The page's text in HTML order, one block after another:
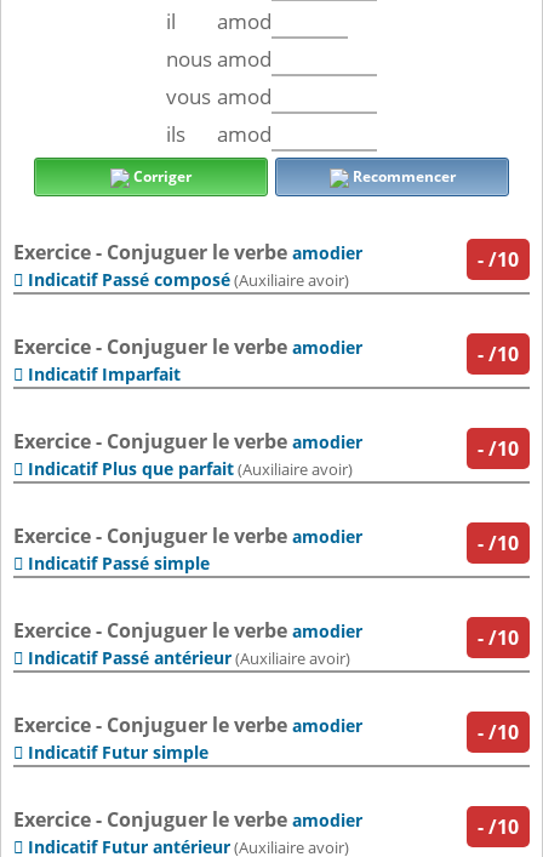
il
amod
nousamod
vous amod
ils
amod
Corriger Recommencer
-/10
Exercice - Conjuguer le verbe amodier
 Indicatif Passé composé(Auxiliaire avoir)
-/10
Exercice - Conjuguer le verbe amodier
 Indicatif Imparfait
-/10
Exercice - Conjuguer le verbe amodier
 Indicatif Plus que parfait(Auxiliaire avoir)
-/10
Exercice - Conjuguer le verbe amodier
 Indicatif Passé simple
-/10
Exercice - Conjuguer le verbe amodier
 Indicatif Passé antérieur(Auxiliaire avoir)
-/10
Exercice - Conjuguer le verbe amodier
 Indicatif Futur simple
-/10
Exercice - Conjuguer le verbe amodier
 Indicatif Futur antérieur(Auxiliaire avoir)